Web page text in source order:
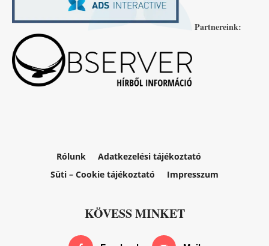
Partnereink:
Rólunk
Adatkezelési tájékoztató
Süti – Cookie tájékoztató
Impresszum
KÖVESS MINKET